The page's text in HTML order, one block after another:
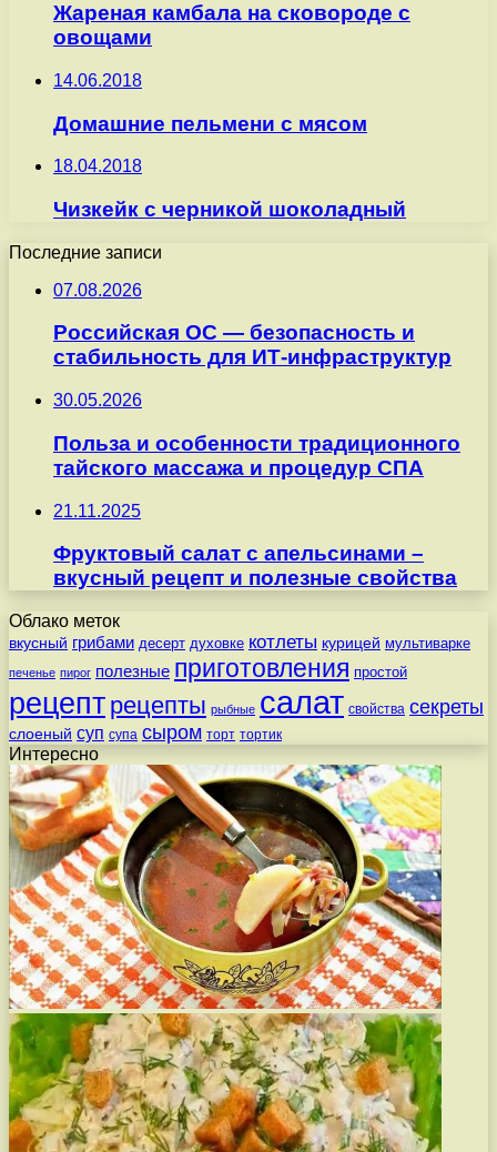
Жареная камбала на сковороде с
овощами
14.06.2018
Домашние пельмени с мясом
18.04.2018
Чизкейк с черникой шоколадный
Последние записи
07.08.2026
Российская ОС — безопасность и
стабильность для ИТ-инфраструктур
30.05.2026
Польза и особенности традиционного
тайского массажа и процедур СПА
21.11.2025
Фруктовый салат с апельсинами –
вкусный рецепт и полезные свойства
Облако меток
вкусный грибами десерт духовке котлеты курицей мультиварке
печенье пирог полезные приготовления простой
рецепт рецепты рыбные салат свойства секреты
слоеный суп супа сыром торт тортик
Интересно